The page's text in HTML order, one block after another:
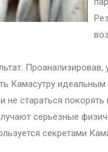
Камасутру
не стараться
серьёзные
секретами